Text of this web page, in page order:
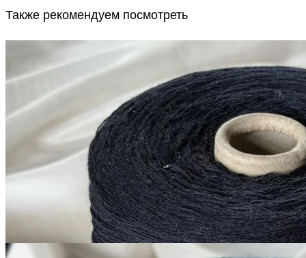
Также рекомендуем посмотреть
В наличии 11280
гр
Silver Plus
кашемир 10%, меринос 70%, шёлк 20%
+ пайетки
380 м/100 гтёмно-синий близкий к
черному
1 200₽
за 100 г
Купить
G&G Filati